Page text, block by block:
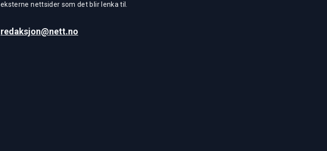
eksterne nettsider som det blir lenka til.
redaksjon@nett.no